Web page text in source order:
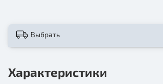
Выбрать
Характеристики